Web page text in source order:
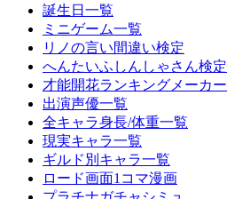
誕生日一覧
ミニゲーム一覧
リノの言い間違い検定
へんたいふしんしゃさん検定
才能開花ランキングメーカー
出演声優一覧
全キャラ身長/体重一覧
現実キャラ一覧
ギルド別キャラ一覧
ロード画面1コマ漫画